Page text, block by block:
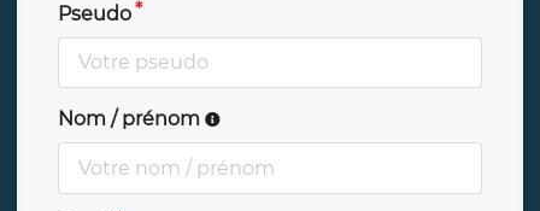
Pseudo
Nom / prénom